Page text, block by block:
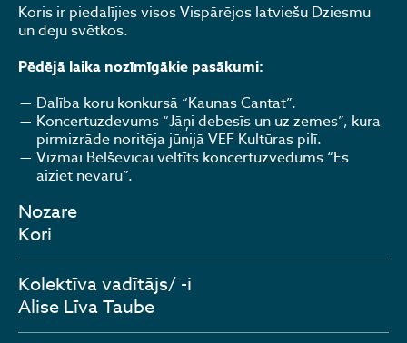
Koris ir piedalījies visos Vispārējos latviešu Dziesmu
un deju svētkos.
Pēdējā laika nozīmīgākie pasākumi:
Dalība koru konkursā “Kaunas Cantat”.
Koncertuzdevums “Jāņi debesīs un uz zemes”, kura
pirmizrāde noritēja jūnijā VEF Kultūras pilī.
Vizmai Belševicai veltīts koncertuzvedums “Es
aiziet nevaru”.
Nozare
Kori
Kolektīva vadītājs/ -i
Alise Līva Taube